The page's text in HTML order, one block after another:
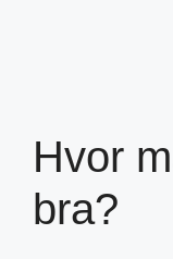
Hvor
bra?